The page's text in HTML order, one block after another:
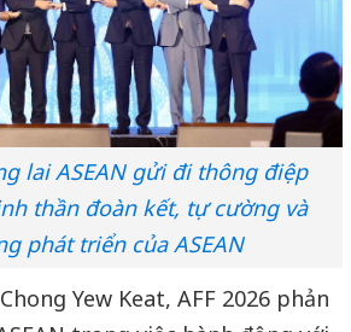
lai ASEAN gửi đi thông điệp
thần đoàn kết, tự cường và
phát triển của ASEAN
Yew Keat, AFF 2026 phản